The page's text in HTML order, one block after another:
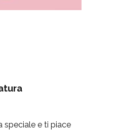
speciale e ti piace